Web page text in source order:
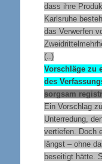
dass ihre
Karlsruhe
das Verwerfen
(..)
Vorschläge zu
des
sorgsam
Ein Vorschlag
Unterredung,
vertiefen. Doch
längst – ohne
beseitigt hätte.